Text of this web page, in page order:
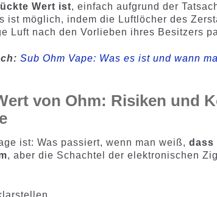
Wert ist, einfach aufgrund der
ist möglich, indem die Luftlöcher des
Luft nach den Vorlieben ihres Besitzers
Sub Ohm Vape: Was es ist und wann
von Ohm: Risiken und
ist: Was passiert, wenn man weiß,dass
, aber die Schachtel der elektronischen